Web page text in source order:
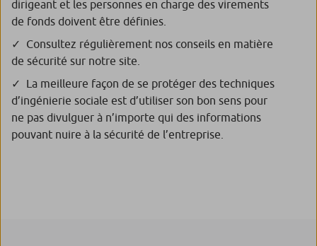
dirigeant et les personnes en charge des virements
de fonds doivent être définies.
Consultez régulièrement nos conseils en matière
de sécurité sur notre site.
La meilleure façon de se protéger des techniques
d’ingénierie sociale est d’utiliser son bon sens pour
ne pas divulguer à n’importe qui des informations
pouvant nuire à la sécurité de l’entreprise.